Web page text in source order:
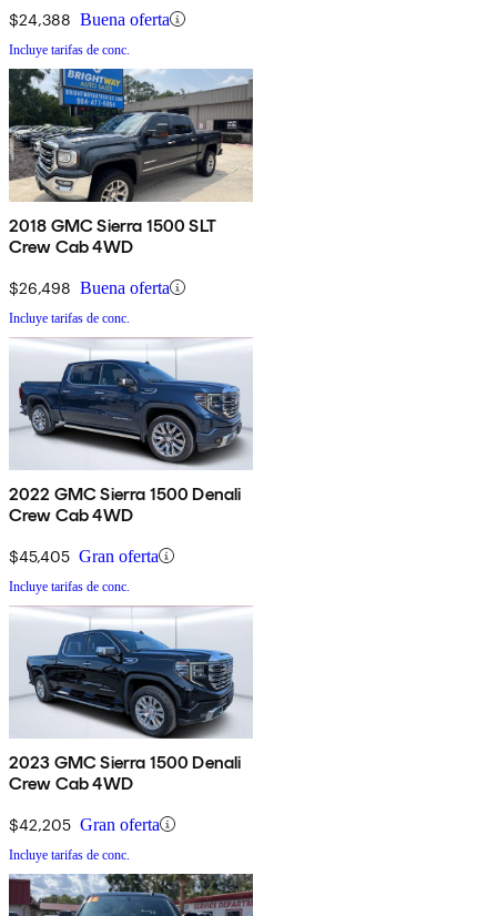
$24,388 Buena oferta
Incluye tarifas de conc.
2018 GMC Sierra 1500 SLT
Crew Cab 4WD
$26,498 Buena oferta
Incluye tarifas de conc.
2022 GMC Sierra 1500 Denali
Crew Cab 4WD
$45,405 Gran oferta
Incluye tarifas de conc.
2023 GMC Sierra 1500 Denali
Crew Cab 4WD
$42,205 Gran oferta
Incluye tarifas de conc.